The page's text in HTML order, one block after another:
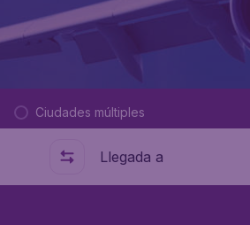
Ciudades múltiples
A dónde